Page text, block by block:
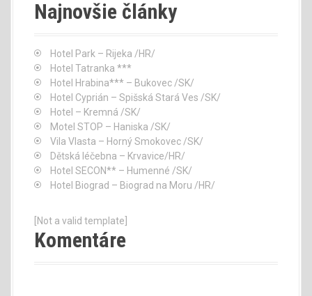
Najnovšie články
Hotel Park – Rijeka /HR/
Hotel Tatranka ***
Hotel Hrabina*** – Bukovec /SK/
Hotel Cyprián – Spišská Stará Ves /SK/
Hotel – Kremná /SK/
Motel STOP – Haniska /SK/
Vila Vlasta – Horný Smokovec /SK/
Dětská léčebna – Krvavice/HR/
Hotel SECON** – Humenné /SK/
Hotel Biograd – Biograd na Moru /HR/
[Not a valid template]
Komentáre